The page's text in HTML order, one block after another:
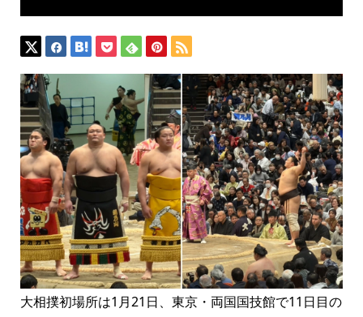
大相撲初場所は1月21日、東京・両国国技館で11日目の